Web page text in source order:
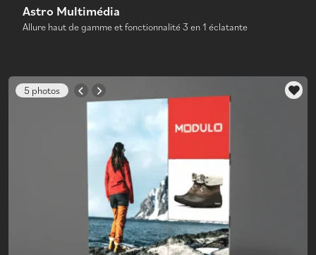
Astro Multimédia
Allure haut de gamme et fonctionnalité 3 en 1 éclatante
5 photos